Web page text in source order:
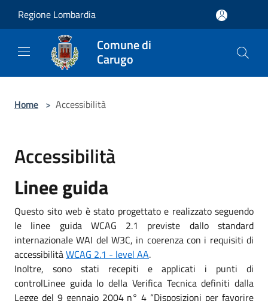
Regione Lombardia
Comune di
Carugo
Home > Accessibilità
Accessibilità
Linee guida
Questo sito web è stato progettato e realizzato seguendo
le linee guida WCAG 2.1 previste dallo standard
internazionale WAI del W3C, in coerenza con i requisiti di
accessibilitàWCAG 2.1 - level AA.
Inoltre, sono stati recepiti e applicati i punti di
controlLinee guida lo della Verifica Tecnica definiti dalla
Legge del 9 gennaio 2004 n° 4 “Disposizioni per favorire